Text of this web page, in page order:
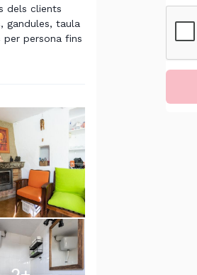
dels clients
gandules, taula
persona fins